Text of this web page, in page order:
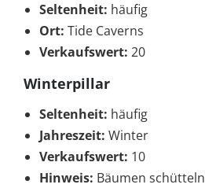
Seltenheit: häufig
Ort: Tide Caverns
Verkaufswert: 20
Winterpillar
Seltenheit: häufig
Jahreszeit: Winter
Verkaufswert: 10
Hinweis: Bäumen schütteln